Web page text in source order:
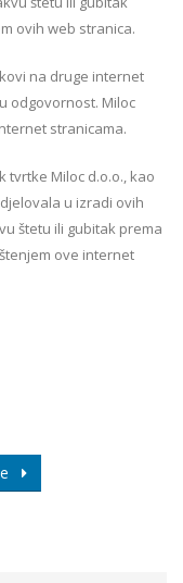
ovih web stranica.
na druge internet
odgovornost. Miloc
stranicama.
tvrtke Miloc d.o.o., kao
u izradi ovih
štetu ili gubitak prema
ove internet